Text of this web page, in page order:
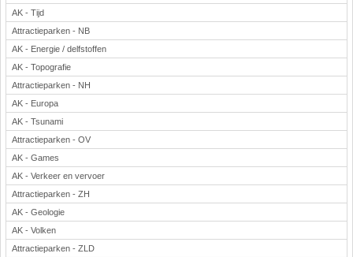
AK - Tijd
Attractieparken - NB
AK - Energie / delfstoffen
AK - Topografie
Attractieparken - NH
AK - Europa
AK - Tsunami
Attractieparken - OV
AK - Games
AK - Verkeer en vervoer
Attractieparken - ZH
AK - Geologie
AK - Volken
Attractieparken - ZLD